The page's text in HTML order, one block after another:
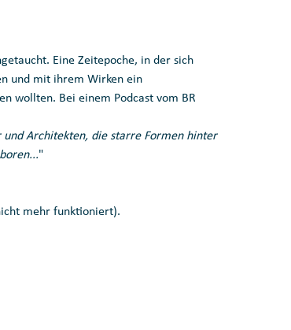
Eine Zeitepoche, in der sich
und mit ihrem Wirken ein
wollten. Bei einem Podcast vom BR
Architekten, die starre Formen hinter
"
mehr funktioniert).